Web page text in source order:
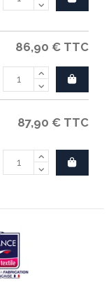
86,90 € TTC
87,90 € TTC